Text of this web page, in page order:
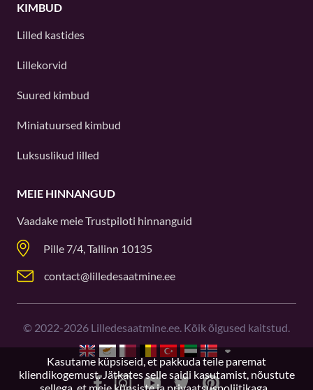
KIMBUD
Lilled kastides
Lillekorvid
Suured kimbud
Miniatuursed kimbud
Luksuslikud lilled
MEIE HINNANGUD
Vaadake meieTrustpiloti hinnanguid
Pille 7/4, Tallinn 10135
contact@lilledesaatmine.ee
© 2022-2026 Lilledesaatmine.ee. Kõik õigused kaitstud.
Kasutame küpsiseid, et pakkuda teile paremat
kliendikogemust. Jätkates selle saidi kasutamist, nõustute